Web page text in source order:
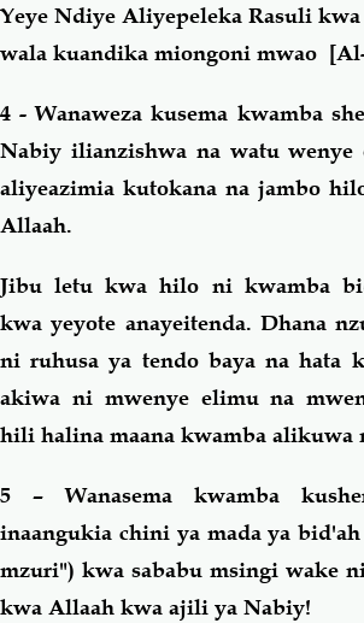
Yeye Ndiye Aliyepeleka Rasuli
wala kuandika miongoni mwao
4 - Wanaweza kusema kwamba
Nabiy ilianzishwa na watu wenye
aliyeazimia kutokana na jambo
Allaah.
Jibu letu kwa hilo ni kwamba
kwa yeyote anayeitenda. Dhana
ni ruhusa ya tendo baya na hata
akiwa ni mwenye elimu na
hili halina maana kwamba
5 – Wanasema kwamba
inaangukia chini ya mada ya
mzuri") kwa sababu msingi wake
kwa Allaah kwa ajili ya Nabiy!